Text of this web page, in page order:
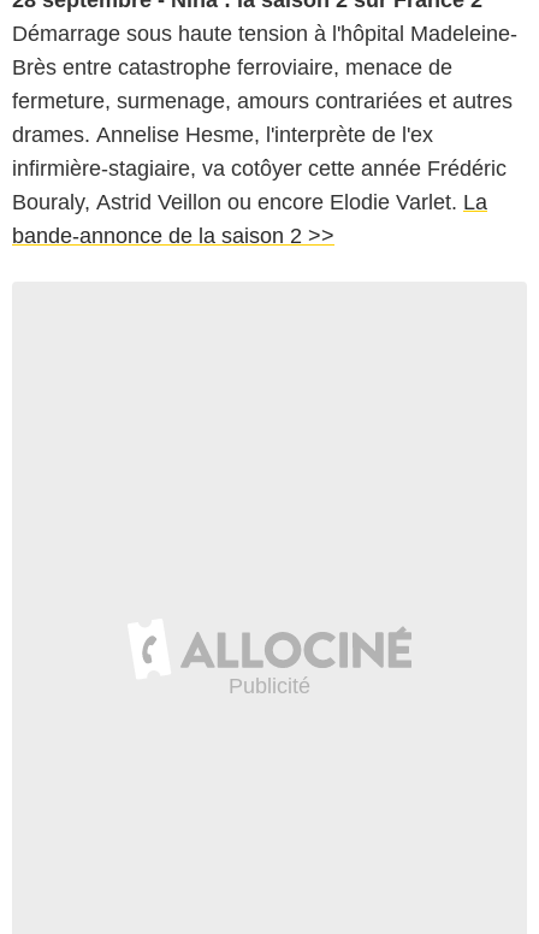
Démarrage sous haute tension à l'hôpital Madeleine-
Brès entre catastrophe ferroviaire, menace de
fermeture, surmenage, amours contrariées et autres
drames. Annelise Hesme, l'interprète de l'ex
infirmière-stagiaire, va cotôyer cette année Frédéric
Bouraly, Astrid Veillon ou encore Elodie Varlet. La
bande-annonce de la saison 2 >>